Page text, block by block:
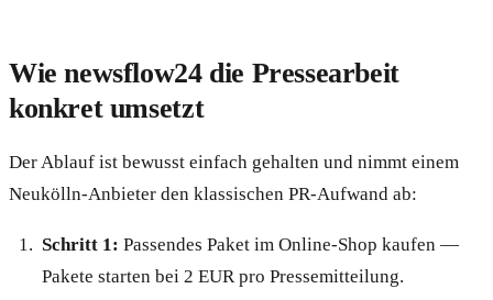
Wie newsflow24 die Pressearbeit
konkret umsetzt
Der Ablauf ist bewusst einfach gehalten und nimmt einem
Neukölln-Anbieter den klassischen PR-Aufwand ab:
Schritt 1: Passendes Paket im Online-Shop kaufen —
Pakete starten bei 2 EUR pro Pressemitteilung.